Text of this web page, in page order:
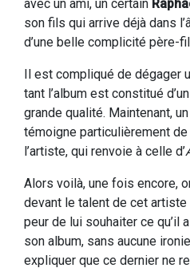
avec un ami, un certain
son fils qui arrive déjà dans
d’une belle complicité père-
Il est compliqué de dégager
tant l’album est constitué
grande qualité. Maintenant,
témoigne particulièrement
l’artiste, qui renvoie à celle d’
Alors voilà, une fois encore,
devant le talent de cet artiste
peur de lui souhaiter ce qu’il
son album, sans aucune
expliquer que ce dernier ne